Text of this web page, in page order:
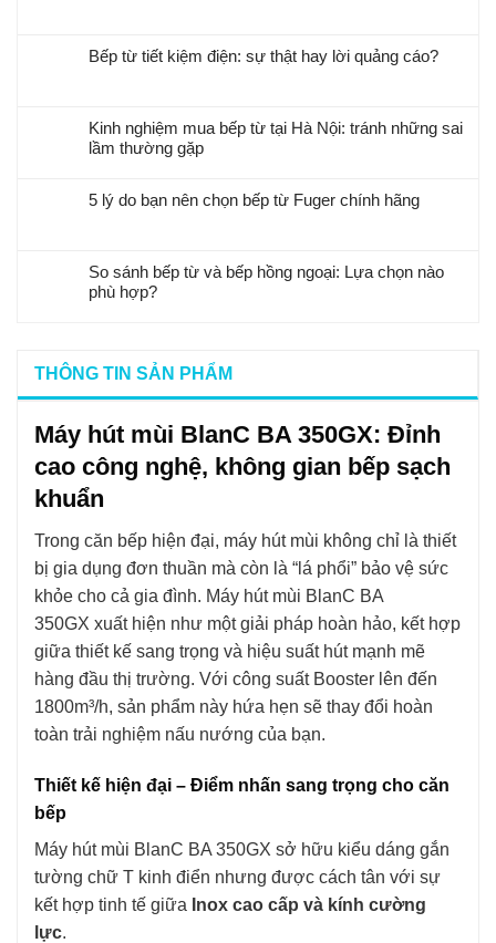
THÔNG TIN SẢN PHẨM
Máy hút mùi BlanC BA 350GX: Đỉnh
cao công nghệ, không gian bếp sạch
khuẩn
Trong căn bếp hiện đại, máy hút mùi không chỉ là thiết
bị gia dụng đơn thuần mà còn là “lá phổi” bảo vệ sức
khỏe cho cả gia đình. Máy hút mùi BlanC BA
350GX xuất hiện như một giải pháp hoàn hảo, kết hợp
giữa thiết kế sang trọng và hiệu suất hút mạnh mẽ
hàng đầu thị trường. Với công suất Booster lên đến
1800m³/h, sản phẩm này hứa hẹn sẽ thay đổi hoàn
toàn trải nghiệm nấu nướng của bạn.
Thiết kế hiện đại – Điểm nhấn sang trọng cho căn
bếp
Máy hút mùi BlanC BA 350GX sở hữu kiểu dáng gắn
tường chữ T kinh điển nhưng được cách tân với sự
kết hợp tinh tế giữa Inox cao cấp và kính cường
lực.
Bếp từ tiết kiệm điện: sự thật hay lời quảng cáo?
Kinh nghiệm mua bếp từ tại Hà Nội: tránh những sai
lầm thường gặp
5 lý do bạn nên chọn bếp từ Fuger chính hãng
So sánh bếp từ và bếp hồng ngoại: Lựa chọn nào
phù hợp?